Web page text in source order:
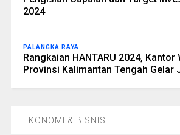
2024
PALANGKA RAYA
Rangkaian HANTARU 2024, Kantor
Provinsi Kalimantan Tengah Gelar
EKONOMI & BISNIS